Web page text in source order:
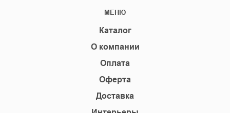
МЕНЮ
Каталог
О компании
Оплата
Оферта
Доставка